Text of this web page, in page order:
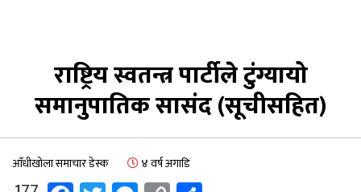
राष्ट्रिय स्वतन्त्र पार्टीले टुंग्यायो
समानुपातिक सासंद (सूचीसहित)
आँधीखोला समाचार डेस्क ४ वर्ष अगाडि